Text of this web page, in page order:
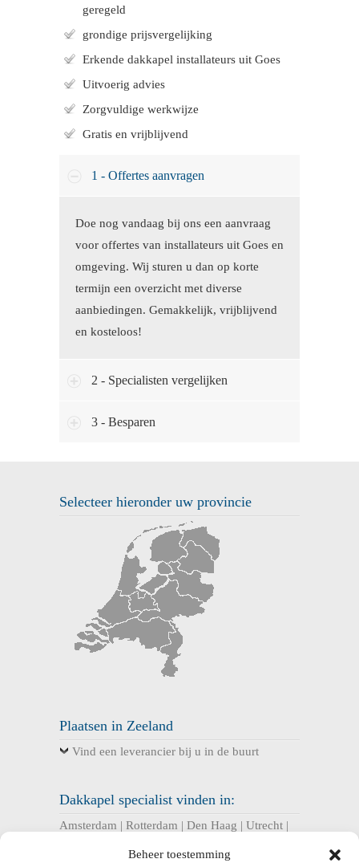
Beheer toestemming
geregeld
grondige prijsvergelijking
Erkende dakkapel installateurs uit Goes
Uitvoerig advies
Zorgvuldige werkwijze
Gratis en vrijblijvend
1 - Offertes aanvragen
Doe nog vandaag bij ons een aanvraag
voor offertes van installateurs uit Goes en
omgeving. Wij sturen u dan op korte
termijn een overzicht met diverse
aanbiedingen. Gemakkelijk, vrijblijvend
en kosteloos!
2 - Specialisten vergelijken
3 - Besparen
Selecteer hieronder uw provincie
Plaatsen in Zeeland
Vind een leverancier bij u in de buurt
Dakkapel specialist vinden in:
Amsterdam | Rotterdam | Den Haag | Utrecht |